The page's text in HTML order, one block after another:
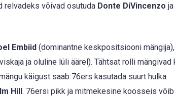
relvadeks võivad osutuda Donte DiVincenzo ja
Embiid (dominantne keskpositsiooni mängija),
ja oluline lüli äärel). Tähtsat rolli mängivad
käigust saab 76ers kasutada suurt hulka
Hill. 76ersi pikk ja mitmekesine koosseis võib